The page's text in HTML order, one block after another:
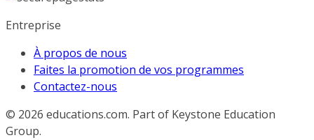
Entreprise
À propos de nous
Faites la promotion de vos programmes
Contactez-nous
© 2026 educations.com. Part of Keystone Education
Group.